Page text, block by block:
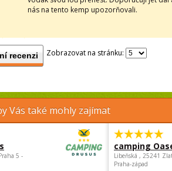
nás na tento kemp upozorňovali.
recenzi Zobrazovat na stránku:
Vás také mohly zajímat
5 -
camping
Libeňská , 25241
Praha-západ